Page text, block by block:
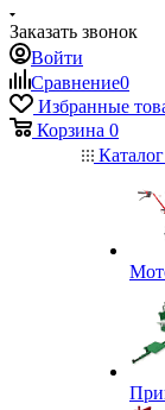
Заказать звонок
Войти
Сравнение0
Избранные
Корзина 0
Каталог